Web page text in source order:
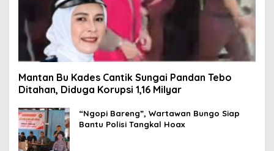
Mantan Bu Kades Cantik Sungai Pandan Tebo
Ditahan, Diduga Korupsi 1,16 Milyar
“Ngopi Bareng”, Wartawan Bungo Siap
Bantu Polisi Tangkal Hoax